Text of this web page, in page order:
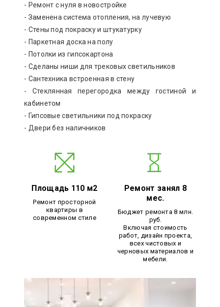
- Ремонт с нуля в новостройке
- Заменена система отопления, на лучевую
- Стены под покраску и штукатурку
- Паркетная доска на полу
- Потолки из гипсокартона
- Сделаны ниши для трековых светильников
- Сантехника встроенная в стену
- Стеклянная перегородка между гостиной и
кабинетом
- Гипсовые светильники под покраску
- Двери без наличников
Площадь 110 м2
Ремонт просторной
квартиры в
современном стиле
Ремонт занял 8
мес.
Бюджет ремонта 8 млн.
руб.
Включая стоимость
работ, дизайн проекта,
всех чистовых и
черновых материалов и
мебели.